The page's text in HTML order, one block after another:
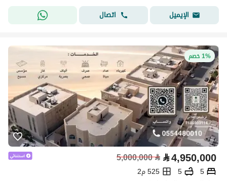
الإيميل
اتصال
1% خصم
⃁4,950,000
⃁
5,000,000
5
5
525 م2